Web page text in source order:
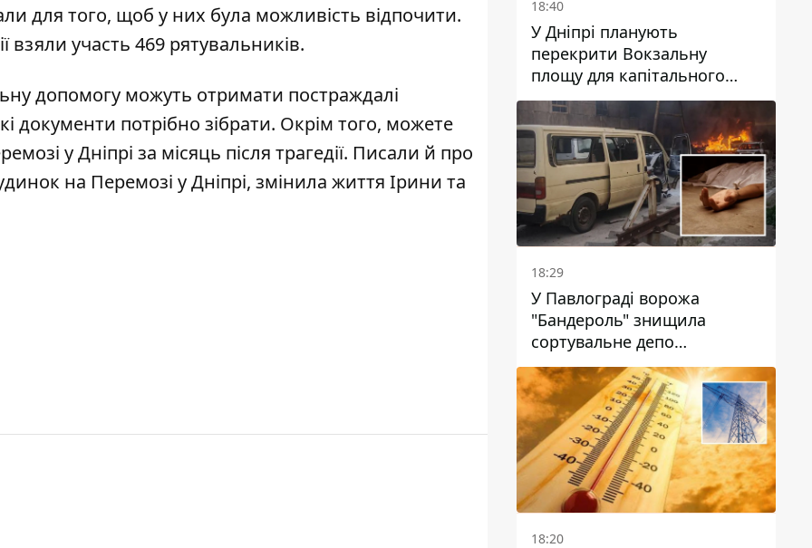
для того, щоб у них була можливість відпочити.
взяли участь 469 рятувальників.
допомогу можуть отримати постраждалі
документи потрібно зібрати. Окрім того, можете
у Дніпрі за місяць після трагедії. Писали й про
на Перемозі у Дніпрі, змінила життя Ірини та
18:40
У Дніпрі планують
перекрити Вокзальну
площу для капітального
ремонту будинку, в який
влучила ворожа ракета: які
терміни
18:29
У Павлограді ворожа
"Бандероль" знищила
сортувальне депо
"Укрпошти" та вбила двох
працівниць
18:20